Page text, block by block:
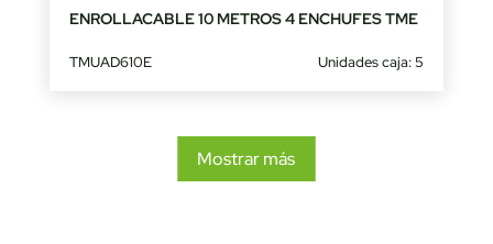
ENROLLACABLE 10 METROS 4 ENCHUFES TME
TMUAD610E Unidades caja: 5
Mostrar más